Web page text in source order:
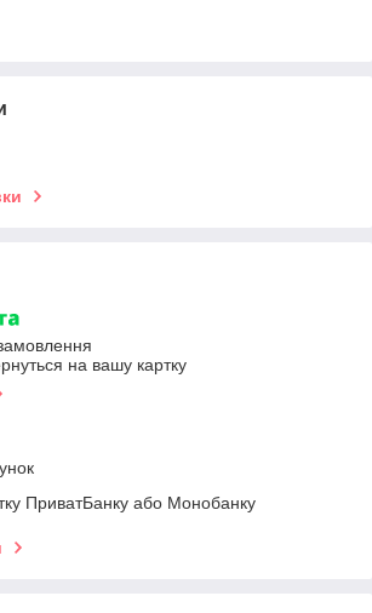
на вашу картку
ПриватБанку або Монобанку